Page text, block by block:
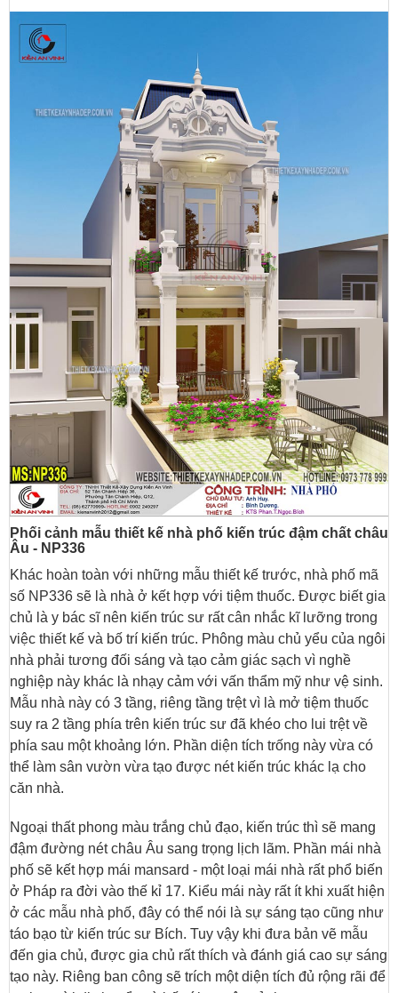
Phối cảnh mẫu thiết kế nhà phố kiến trúc đậm chất châu
Âu - NP336
Khác hoàn toàn với những mẫu thiết kế trước, nhà phố mã
số NP336 sẽ là nhà ở kết hợp với tiệm thuốc. Được biết gia
chủ là y bác sĩ nên kiến trúc sư rất cân nhắc kĩ lưỡng trong
việc thiết kế và bố trí kiến trúc. Phông màu chủ yểu của ngôi
nhà phải tương đối sáng và tạo cảm giác sạch vì nghề
nghiệp này khác là nhạy cảm với vấn thẩm mỹ như vệ sinh.
Mẫu nhà này có 3 tầng, riêng tầng trệt vì là mở tiệm thuốc
suy ra 2 tầng phía trên kiến trúc sư đã khéo cho lui trệt về
phía sau một khoảng lớn. Phần diện tích trống này vừa có
thể làm sân vườn vừa tạo được nét kiến trúc khác lạ cho
căn nhà.
Ngoại thất phong màu trắng chủ đạo, kiến trúc thì sẽ mang
đậm đường nét châu Âu sang trọng lịch lãm. Phần mái nhà
phố sẽ kết hợp mái mansard - một loại mái nhà rất phổ biến
ở Pháp ra đời vào thế kỉ 17. Kiểu mái này rất ít khi xuất hiện
ở các mẫu nhà phố, đây có thể nói là sự sáng tạo cũng như
táo bạo từ kiến trúc sư Bích. Tuy vậy khi đưa bản vẽ mẫu
đến gia chủ, được gia chủ rất thích và đánh giá cao sự sáng
tạo này. Riêng ban công sẽ trích một diện tích đủ rộng rãi để